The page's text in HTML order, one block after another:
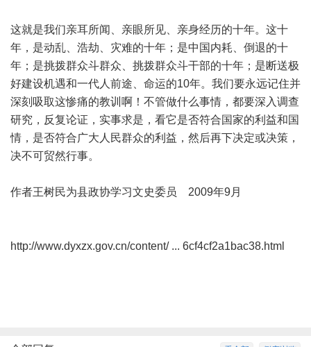
这就是我们亲耳所闻、亲眼所见、亲身经历的十年。这十
年，是动乱、浩劫、灾难的十年；是中国内耗、倒退的十
年；是挑拨群众斗群众、挑拨群众斗干部的十年；是断送极
好建设机遇和一代人前途、命运的10年。我们要永远记住并
深刻吸取这惨痛的教训啊！不管做什么事情，都要深入调查
研究，反复论证，实事求是，看它是否符合国家的利益和国
情，是否符合广大人民群众的利益，然后再下决定或决策，
决不可贸然行事。
作者王树民为县政协学习文史委员 2009年9月
http://www.dyxzx.gov.cn/content/ ... 6cf4cf2a1bac38.html